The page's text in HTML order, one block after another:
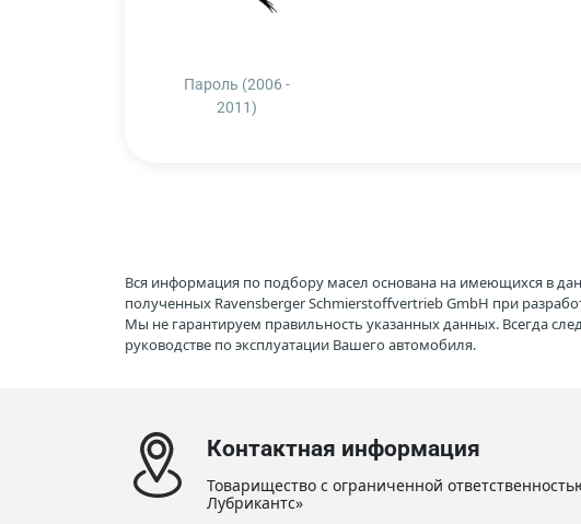
Пароль (2006 -
2011)
Вся информация по подбору масел основана на имеющихся в
полученных Ravensberger Schmierstoffvertrieb GmbH при
Мы не гарантируем правильность указанных данных. Всегда
руководстве по эксплуатации Вашего автомобиля.
Контактная информация
Товарищество с ограниченной
Лубрикантс»